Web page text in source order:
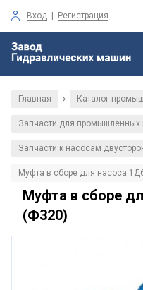
Вход | Регистрация
Главная / Каталог
Запчасти для промышленных
Запчасти к насосам
Муфта в сборе для насоса
Муфта в сборе
(Ф320)